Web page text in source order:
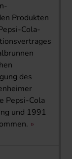
Produkten
Cola-
des
Pepsi-Cola
und 1991